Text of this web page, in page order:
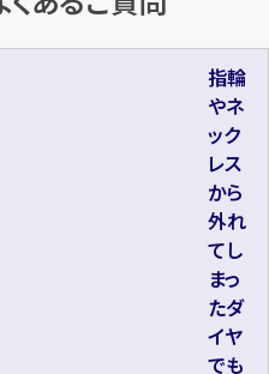
指輪
やネ
ック
レス
から
外れ
てし
まっ
たダ
イヤ
でも